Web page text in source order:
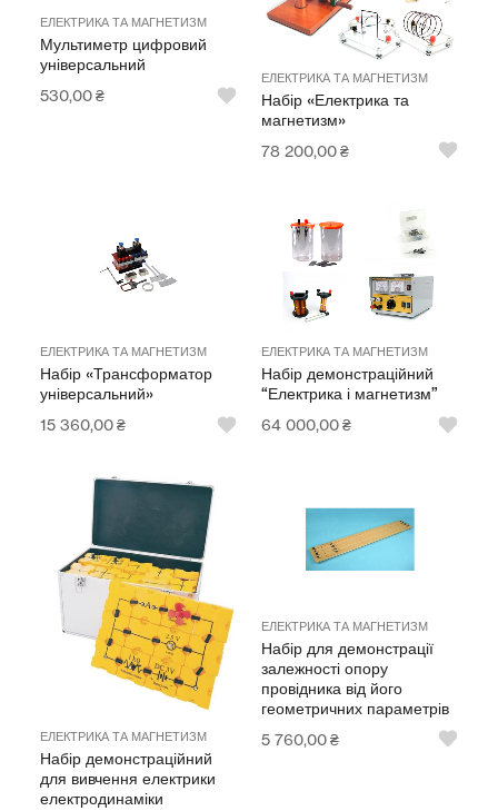
ЕЛЕКТРИКА ТА МАГНЕТИЗМ
Мультиметр цифровий
універсальний
530,00₴
ЕЛЕКТРИКА ТА МАГНЕТИЗМ
Набір «Електрика та
магнетизм»
78 200,00₴
ЕЛЕКТРИКА ТА МАГНЕТИЗМ
Набір «Трансформатор
універсальний»
15 360,00₴
ЕЛЕКТРИКА ТА МАГНЕТИЗМ
Набір демонстраційний
“Електрика і магнетизм”
64 000,00₴
ЕЛЕКТРИКА ТА МАГНЕТИЗМ
Набір демонстраційний
для вивчення електрики
електродинаміки
ЕЛЕКТРИКА ТА МАГНЕТИЗМ
Набір для демонстрації
залежності опору
провідника від його
геометричних параметрів
5 760,00₴